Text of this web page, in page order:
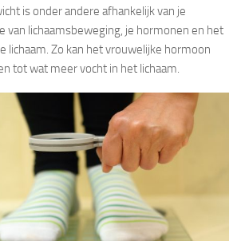
is onder andere afhankelijk van je
van lichaamsbeweging, je hormonen en het
lichaam. Zo kan het vrouwelijke hormoon
tot wat meer vocht in het lichaam.